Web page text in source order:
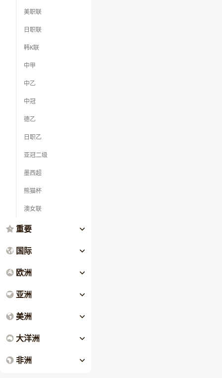
美职联
日职联
韩K联
中甲
中乙
中冠
德乙
日职乙
亚冠二级
墨西超
熊猫杯
澳女联
重要
国际
欧洲
亚洲
美洲
大洋洲
非洲